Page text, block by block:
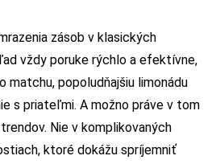
zásob v klasických
vždy poruke rýchlo a efektívne,
matchu, popoludňajšiu limonádu
s priateľmi. A možno práve v tom
Nie v komplikovaných
ktoré dokážu spríjemniť